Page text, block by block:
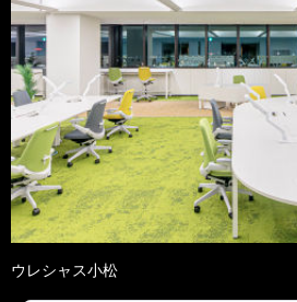
ウレシャス小松